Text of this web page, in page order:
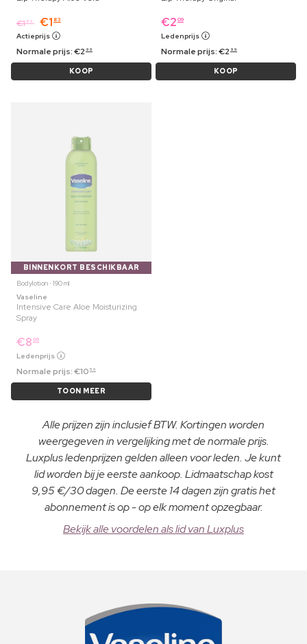
€1 89 €1 83
Actieprijs
Normale prijs:€2 99
KOOP
€2 09
Ledenprijs
Normale prijs:€2 99
KOOP
BINNENKORT BESCHIKBAAR
Bodylotion ⋅ 190 ml
Vaseline
Intensive Care Aloe Moisturizing
Spray
€8 09
Ledenprijs
Normale prijs:€10 59
TOON MEER
Alle prijzen zijn inclusief BTW. Kortingen worden
weergegeven in vergelijking met de normale prijs.
Luxplus ledenprijzen gelden alleen voor leden. Je kunt
lid worden bij je eerste aankoop. Lidmaatschap kost
9,95 €/30 dagen. De eerste 14 dagen zijn gratis het
abonnement is op - op elk moment opzegbaar.
Bekijk alle voordelen als lid van Luxplus